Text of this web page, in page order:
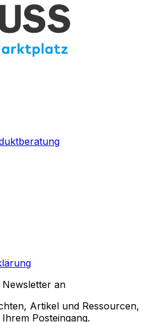
an
Artikel und Ressourcen,
Posteingang.